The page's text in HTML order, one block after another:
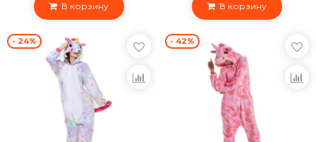
В корзину В корзину
- 24% - 42%